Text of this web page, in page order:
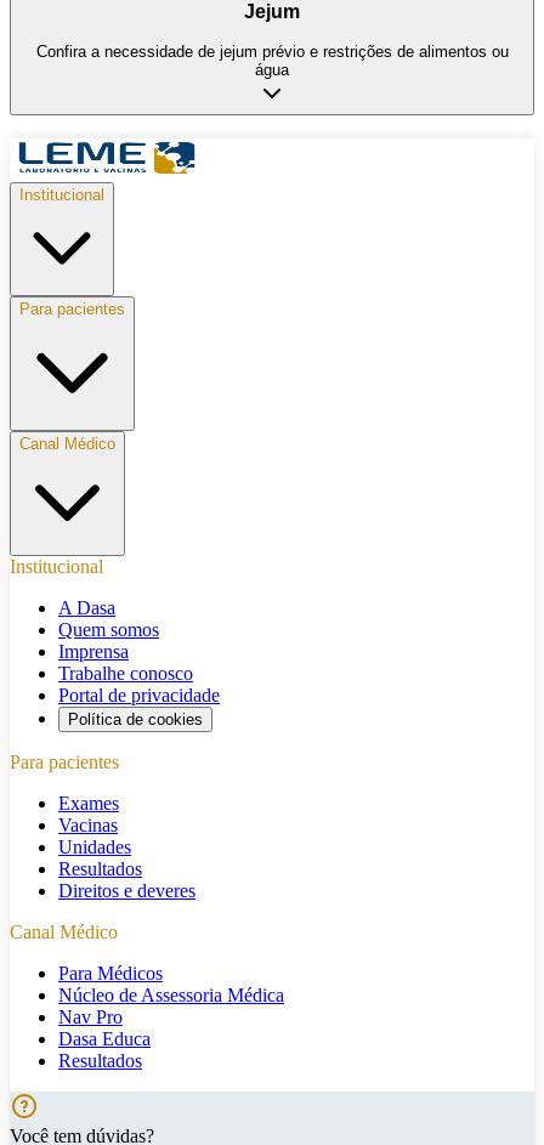
Jejum
Confira a necessidade de jejum prévio e restrições de alimentos ou
água
Institucional
Para pacientes
Canal Médico
Institucional
A Dasa
Quem somos
Imprensa
Trabalhe conosco
Portal de privacidade
Política de cookies
Para pacientes
Exames
Vacinas
Unidades
Resultados
Direitos e deveres
Canal Médico
Para Médicos
Núcleo de Assessoria Médica
Nav Pro
Dasa Educa
Resultados
Você tem dúvidas?